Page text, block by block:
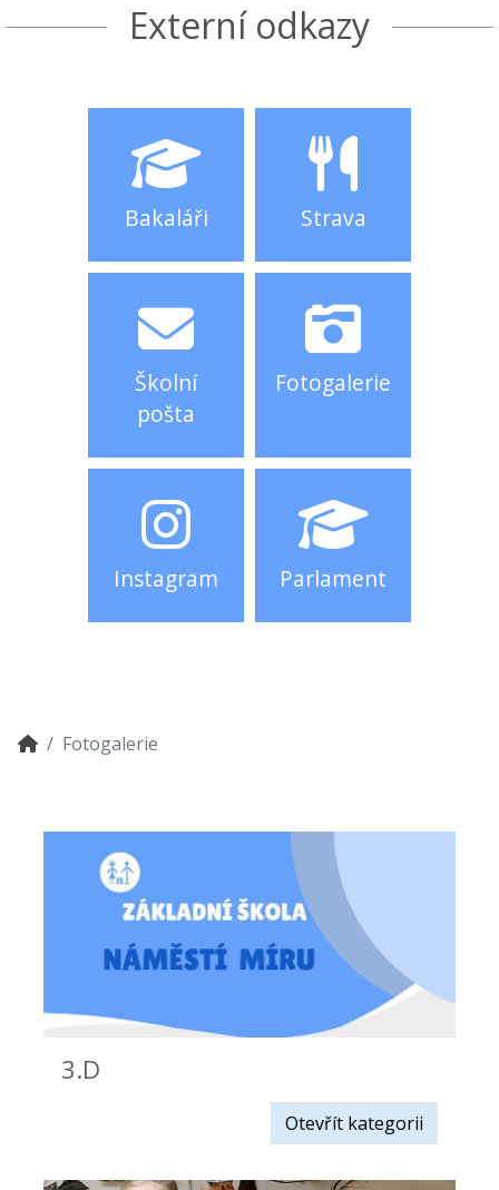
Externí odkazy
Bakaláři Strava
Školní
pošta
Fotogalerie
Instagram Parlament
Fotogalerie
3.D
Otevřít kategorii